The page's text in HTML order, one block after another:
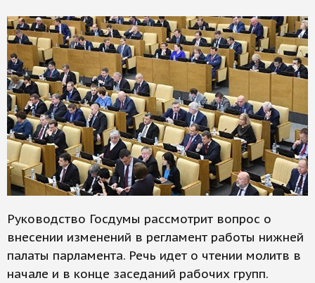
Руководство Госдумы рассмотрит вопрос о
внесении изменений в регламент работы нижней
палаты парламента. Речь идет о чтении молитв в
начале и в конце заседаний рабочих групп.